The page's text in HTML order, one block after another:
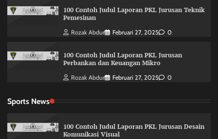
100 Contoh Judul Laporan PKL Jurusan Teknik
Pemesinan
Rozak Abdur Februari 27, 2025 0
100 Contoh Judul Laporan PKL Jurusan
Perbankan dan Keuangan Mikro
Rozak Abdur Februari 27, 2025 0
Sports News
100 Contoh Judul Laporan PKL Jurusan Desain
Komunikasi Visual